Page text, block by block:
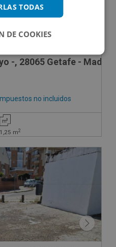
-, 28065 Getafe - Madrid
Impuestos no incluidos
m2
TODAS
DE COOKIES